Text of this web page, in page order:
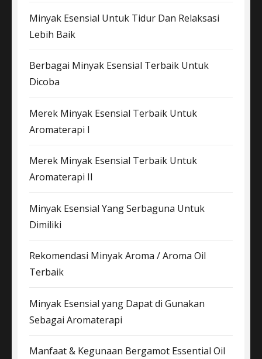
Minyak Esensial Untuk Tidur Dan Relaksasi
Lebih Baik
Berbagai Minyak Esensial Terbaik Untuk
Dicoba
Merek Minyak Esensial Terbaik Untuk
Aromaterapi I
Merek Minyak Esensial Terbaik Untuk
Aromaterapi II
Minyak Esensial Yang Serbaguna Untuk
Dimiliki
Rekomendasi Minyak Aroma / Aroma Oil
Terbaik
Minyak Esensial yang Dapat di Gunakan
Sebagai Aromaterapi
Manfaat & Kegunaan Bergamot Essential Oil